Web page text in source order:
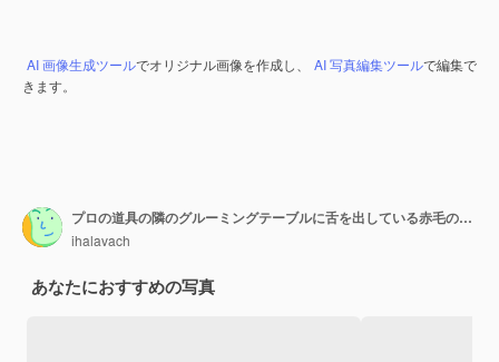
AI 画像生成ツールでオリジナル画像を作成し、 AI 写真編集ツールで編集で
きます。
プロの道具の隣のグルーミングテーブルに舌を出している赤毛のポメラニアン
ihalavach
あなたにおすすめの写真